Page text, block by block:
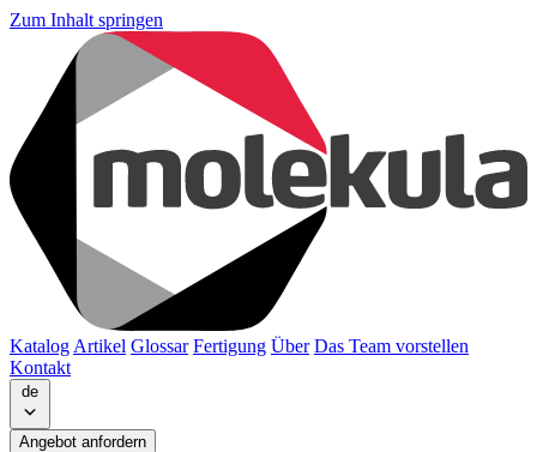
Zum Inhalt springen
Katalog Artikel Glossar Fertigung Über Das Team vorstellen
Kontakt
de
Angebot anfordern